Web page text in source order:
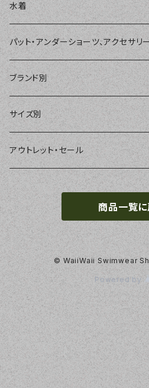
水着
単品
ショートパンツ、ボードショーツ
パーカー、ラッシュパーカー
ラッシュガード、ジャケット
ワンピース・モノキニ
ナチュラルタンキニ
ナチュラルタンキニ
2点セット
4点セット
3点セット
パット・アンダーショーツ、アクセサリ
パット
アンダーショーツ
アクセサリー
ブランド別
BEACH QUEEN
MILSQUR
Sweet Flavor
LIP SERVICE
EMODA
Pinky&Dianne
NATURAL BEAUTY
roial
サイズ別
フリー
7号
S9号
M
11号
13号
LL
15号
アウトレット・セール
商品一覧に
© WaiiWaii Swimwear
Powered by